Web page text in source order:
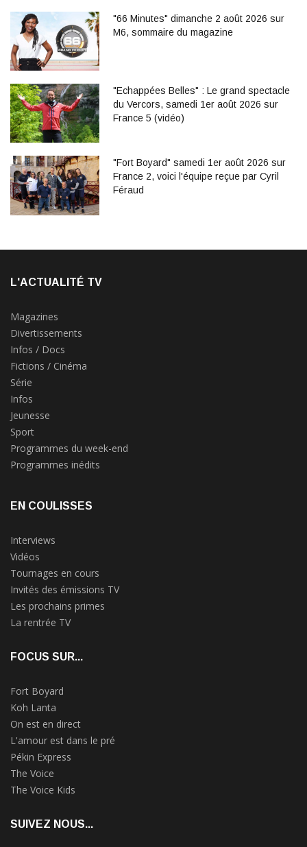
"66 Minutes" dimanche 2 août 2026 sur
M6, sommaire du magazine
"Echappées Belles" : Le grand spectacle
du Vercors, samedi 1er août 2026 sur
France 5 (vidéo)
"Fort Boyard" samedi 1er août 2026 sur
France 2, voici l'équipe reçue par Cyril
Féraud
L'ACTUALITÉ TV
Magazines
Divertissements
Infos / Docs
Fictions / Cinéma
Série
Infos
Jeunesse
Sport
Programmes du week-end
Programmes inédits
EN COULISSES
Interviews
Vidéos
Tournages en cours
Invités des émissions TV
Les prochains primes
La rentrée TV
FOCUS SUR...
Fort Boyard
Koh Lanta
On est en direct
L'amour est dans le pré
Pékin Express
The Voice
The Voice Kids
SUIVEZ NOUS...